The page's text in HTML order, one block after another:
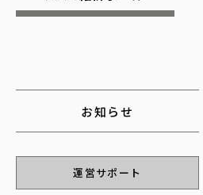
お知らせ
運営サポート